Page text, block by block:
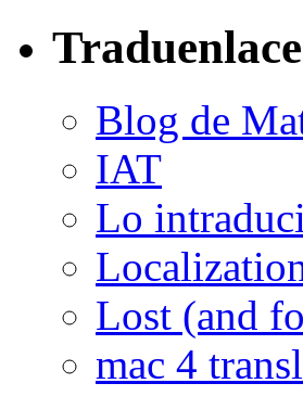
Blog de
IAT
Lo
Lost (and
mac 4